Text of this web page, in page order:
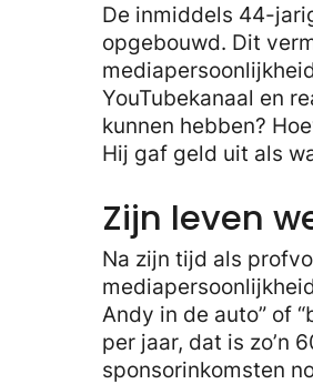
De inmiddels 44-
opgebouwd. Dit
YouTubekanaal en
kunnen hebben?
Hij gaf geld uit als
Zijn leven
Na zijn tijd als
Andy in de auto” of
per jaar, dat is zo’n
sponsorinkomsten